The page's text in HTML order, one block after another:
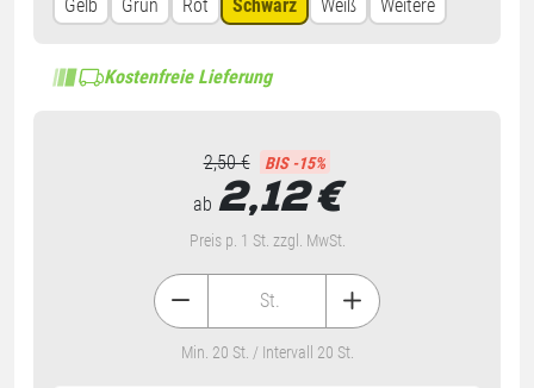
Gelb Grün Rot Schwarz Weiß Weitere
Kostenfreie Lieferung
2,50 € BIS -15%
ab 2,12€
Preis p. 1 St. zzgl. MwSt.
St.
Min. 20 St. / Intervall 20 St.